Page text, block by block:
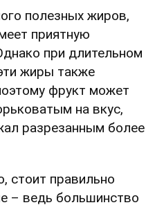
полезных жиров,
приятную
при длительном
жиры также
фрукт может
на вкус,
разрезанным более
стоит правильно
– ведь большинство